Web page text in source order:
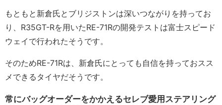
もともと新倉氏とブリジストンは深いつながりを持ってお
り、R35GT-Rを用いたRE-71Rの開発テストは富士スピード
ウェイで行われたそうです。
そのためRE-71Rは、新倉氏にとっても自信を持っておスス
メできるタイヤだそうです。
常にバッグオーダーをかかえるセレブ愛用ステアリング